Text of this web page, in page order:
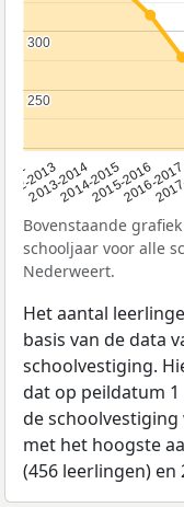
2013
2013-20142014-20152015-2016
2016-
250
250
300
300
Bovenstaande
schooljaar voor alle
Nederweert.
Het aantal
basis van de data
schoolvestiging.
dat op peildatum
de schoolvestiging
met het hoogste
(456 leerlingen) en